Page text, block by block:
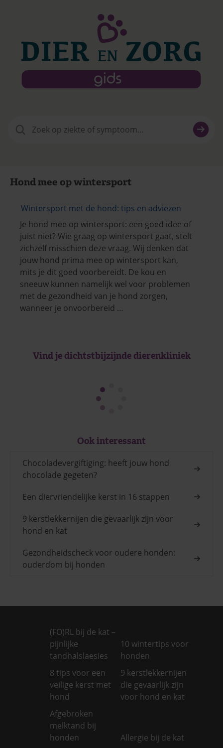
naar:
Hond mee op wintersport
Wintersport met de hond: tips en adviezen
Je hond mee op wintersport: een goed idee of
juist niet? Wie graag op wintersport gaat, stelt
zichzelf misschien deze vraag. Wij denken dat
jouw hond prima mee op wintersport kan,
mits je dit goed voorbereidt. De kou en
sneeuw kunnen namelijk wel voor problemen
met de gezondheid van je hond zorgen,
wanneer je onvoorbereid …
Vind je dichtstbijzijnde dierenkliniek
Ook interessant
Chocoladevergiftiging: heeft jouw hond
chocolade gegeten?
Een diervriendelijke kerst in 16 stappen
9 kerstlekkernijen die gevaarlijk zijn voor
hond en kat
Gezondheidscheck voor oudere honden:
ouderdom bij honden
(FO)RL bij de kat –
pijnlijke
tandhalslaesies
10 wintertips voor
honden
8 tips voor een
veilige kerst met
hond
9 kerstlekkernijen
die gevaarlijk zijn
voor hond en kat
Afgebroken
melktand bij
honden
Allergie bij de kat